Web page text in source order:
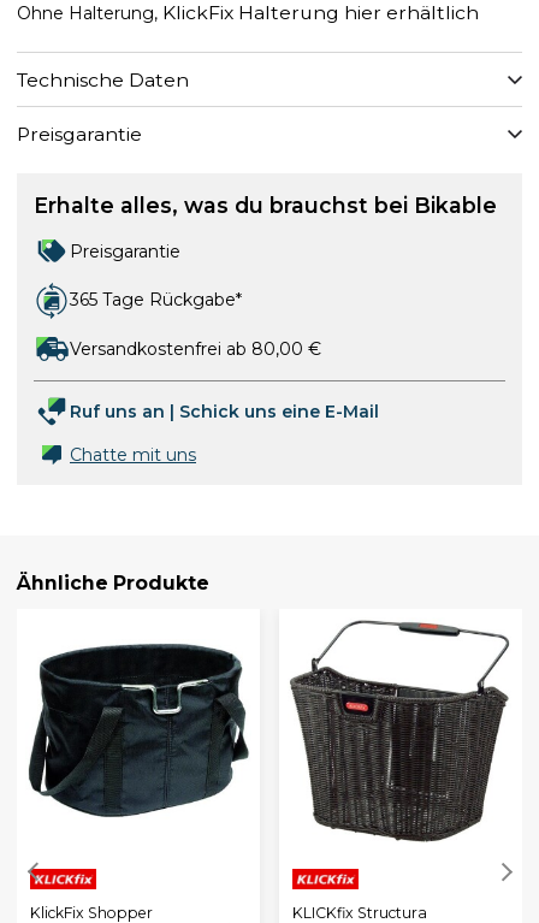
Ohne Halterung, KlickFix Halterung hier erhältlich
Technische Daten
Preisgarantie
Erhalte alles, was du brauchst bei Bikable
Preisgarantie
365 Tage Rückgabe*
Versandkostenfrei ab 80,00 €
Ruf uns an | Schick uns eine E-Mail
Chatte mit uns
Ähnliche Produkte
KlickFix Shopper
KLICKfix Structura